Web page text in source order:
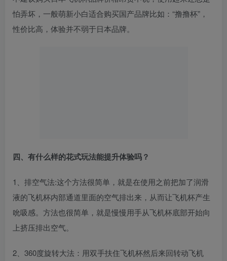
怕弄坏，一般萌新小白适合购买国产品牌比如：“撸撸杯”，
性价比高，体验并不弱于日本品牌。
四、有什么样的花式玩法能提升体验吗？
1、排空气法:这个方法很简单，就是在使用之前把加了润滑
液的飞机杯内部通道里面的空气排出来，从而让飞机杯产生
吮吸感。方法也很简单，就是慢慢用手从飞机杯底部开始向
上挤压排出空气。
2、360度旋转大法：用双手扶住飞机杯然后来回转动飞机